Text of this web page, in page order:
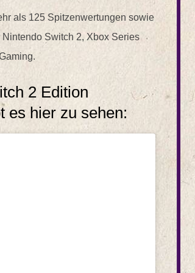
als 125 Spitzenwertungen sowie
Nintendo Switch 2, Xbox Series
2 Edition
es hier zu sehen: